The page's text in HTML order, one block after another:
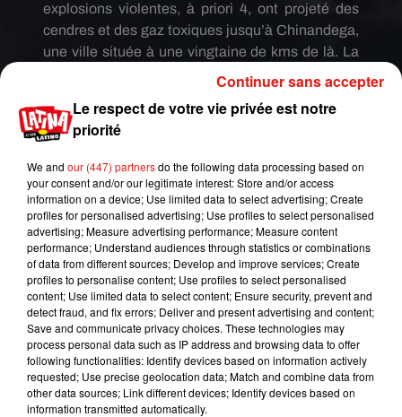
Publié : 12 mars 2021 à 9h00 par Jérome
explosions violentes, à priori 4, ont projeté des
cendres et des gaz toxiques jusqu’à Chinandega,
une ville située à une vingtaine de kms de là. La
commune de Grecia, et des villages
l’ONG Centre Humboldt de défense de
l’environnement.
#Nicaragua#LoÚltimo#Martes09Marzo
El majestuoso#volcánSan Cristobal, el más
alto del país, esta tarde está insolente.
Explosión de gases y cenizas
�xR9#Chinandega@laprimerisima
@visitnicaragua@cdsinapred
pic.twitter.com/VxZ2jsEwAf
— Danielka Ruiz (@DanielkaRuiz25)March 9,
2021
Le respect de votre vie privée est notre
priorité
We and our (447) partnersdo the following data processing based on
your consent and/or our legitimate interest: Store and/or access
information on a device; Use limited data to select advertising; Create
profiles for personalised advertising; Use profiles to select personalised
advertising; Measure advertising performance; Measure content
performance; Understand audiences through statistics or combinations
of data from different sources; Develop and improve services; Create
profiles to personalise content; Use profiles to select personalised
content; Use limited data to select content; Ensure security, prevent and
detect fraud, and fix errors; Deliver and present advertising and content;
Save and communicate privacy choices. These technologies may
process personal data such as IP address and browsing data to offer
following functionalities: Identify devices based on information actively
requested; Use precise geolocation data; Match and combine data from
other data sources; Link different devices; Identify devices based on
information transmitted automatically.
Continuer sans accepter